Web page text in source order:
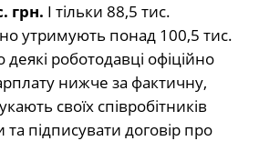
грн. І тільки 88,5 тис.
утримують понад 100,5 тис.
роботодавці офіційно
нижче за фактичну,
своїх співробітників
підписувати договір про